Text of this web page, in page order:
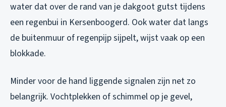
water dat over de rand van je dakgoot gutst tijdens
een regenbui in Kersenboogerd. Ook water dat langs
de buitenmuur of regenpijp sijpelt, wijst vaak op een
blokkade.
Minder voor de hand liggende signalen zijn net zo
belangrijk. Vochtplekken of schimmel op je gevel,